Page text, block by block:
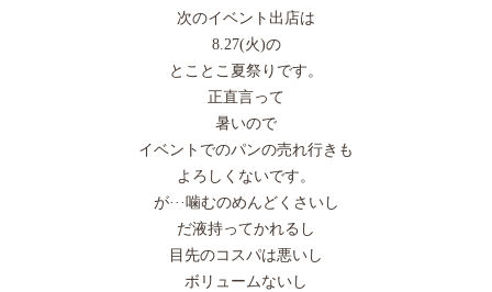
次のイベント出店は
8.27(火)の
とことこ夏祭りです。
正直言って
暑いので
イベントでのパンの売れ行きも
よろしくないです。
が···噛むのめんどくさいし
だ液持ってかれるし
目先のコスパは悪いし
ボリュームないし